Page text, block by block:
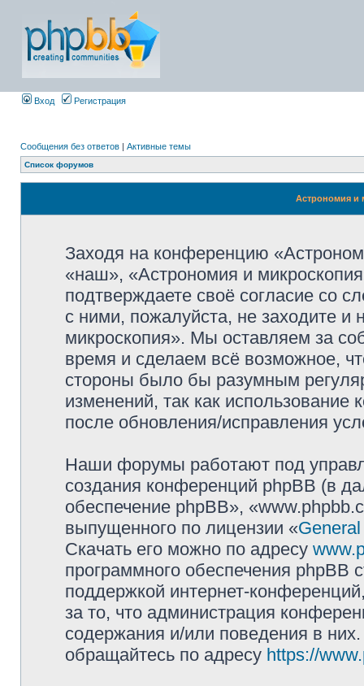
Вход Регистрация
Сообщения без ответов | Активные темы
Список форумов
Астрономия и
Заходя на конференцию
«наш», «Астрономия и
подтверждаете своё согласие со
с ними, пожалуйста, не заходите
микроскопия». Мы оставляем за
время и сделаем всё возможное,
стороны было бы разумным
изменений, так как
после обновления/исправления
Наши форумы работают под
создания конференций phpBB (в
обеспечение phpBB»,
выпущенного по лицензии «
Скачать его можно по адресу
программного обеспечения phpBB
поддержкой интернет-
за то, что администрация
содержания и/или поведения в
обращайтесь по адресу https://